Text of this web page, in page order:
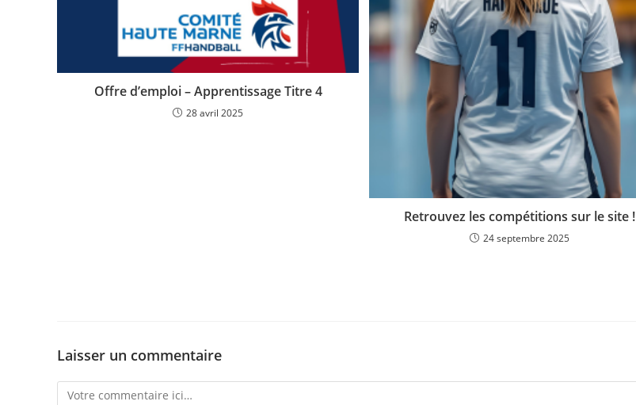
Offre d’emploi – Apprentissage Titre 4
28 avril 2025
Retrouvez les compétitions sur le site !
24 septembre 2025
Laisser un commentaire
Comment